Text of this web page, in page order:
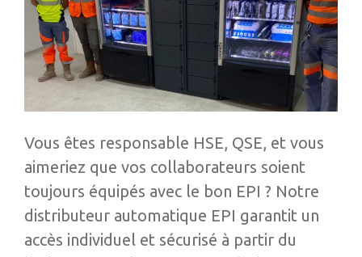
Vous êtes responsable HSE, QSE, et vous
aimeriez que vos collaborateurs soient
toujours équipés avec le bon EPI ? Notre
distributeur automatique EPI garantit un
accès individuel et sécurisé à partir du